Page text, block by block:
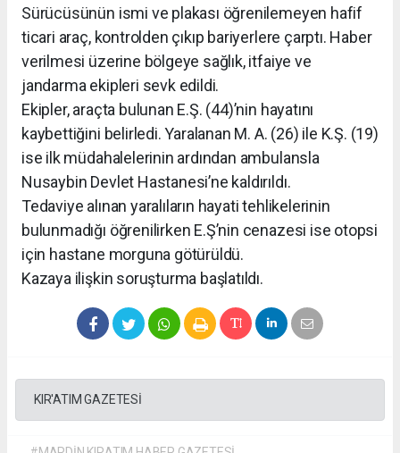
Sürücüsünün ismi ve plakası öğrenilemeyen hafif
ticari araç, kontrolden çıkıp bariyerlere çarptı. Haber
verilmesi üzerine bölgeye sağlık, itfaiye ve
jandarma ekipleri sevk edildi.
Ekipler, araçta bulunan E.Ş. (44)’nin hayatını
kaybettiğini belirledi. Yaralanan M. A. (26) ile K.Ş. (19)
ise ilk müdahalelerinin ardından ambulansla
Nusaybin Devlet Hastanesi’ne kaldırıldı.
Tedaviye alınan yaralıların hayati tehlikelerinin
bulunmadığı öğrenilirken E.Ş’nin cenazesi ise otopsi
için hastane morguna götürüldü.
Kazaya ilişkin soruşturma başlatıldı.
KIR'ATIM GAZETESİ